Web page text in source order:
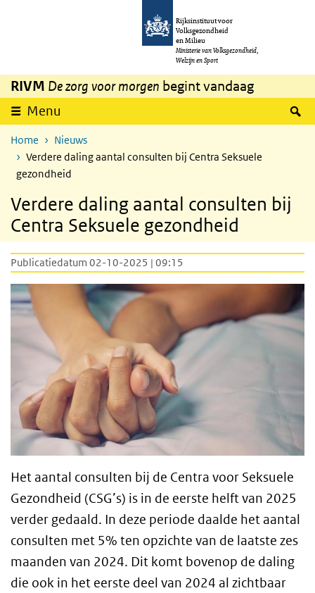
Overslaan en naar de inhoud gaan
Rijksinstituut voor
Volksgezondheid
en Milieu
Ministerie van Volksgezondheid,
Welzijn en Sport
RIVM De zorg voor morgen begint vandaag
Menu
Home
Nieuws
Verdere daling aantal consulten bij Centra Seksuele
gezondheid
Verdere daling aantal consulten bij
Centra Seksuele gezondheid
Publicatiedatum 02-10-2025 | 09:15
Het aantal consulten bij de Centra voor Seksuele
Gezondheid (CSG’s) is in de eerste helft van 2025
verder gedaald. In deze periode daalde het aantal
consulten met 5% ten opzichte van de laatste zes
maanden van 2024. Dit komt bovenop de daling
die ook in het eerste deel van 2024 al zichtbaar